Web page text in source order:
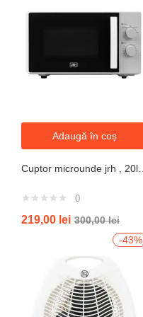
Adaugă în coș
0
219,00 lei 300,00lei
-43%